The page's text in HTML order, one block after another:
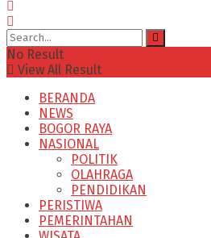
No Result
View All Result
BERANDA
NEWS
BOGOR RAYA
NASIONAL
POLITIK
OLAHRAGA
PENDIDIKAN
PERISTIWA
PEMERINTAHAN